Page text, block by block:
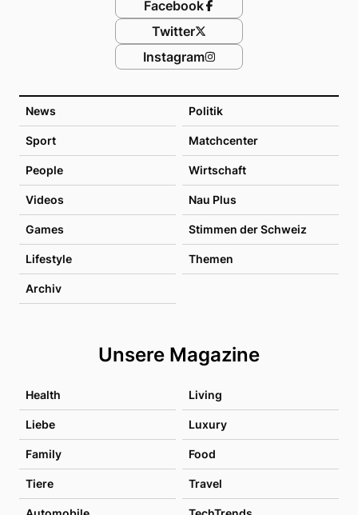
News Politik
Sport Matchcenter
People Wirtschaft
Videos Nau Plus
Games Stimmen der Schweiz
Lifestyle Themen
Archiv
Unsere Magazine
Health Living
Liebe Luxury
Family Food
Tiere Travel
Facebook
Twitter
Instagram